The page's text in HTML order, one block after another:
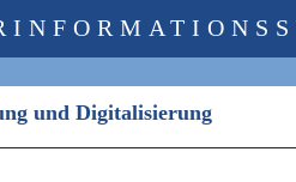
und Digitalisierung